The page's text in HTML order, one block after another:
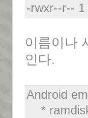
-rwxr--r-- 1
이름이나
인다.
Android
*